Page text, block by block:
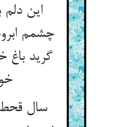
این
چشمم
گرید باغ
سال قحط